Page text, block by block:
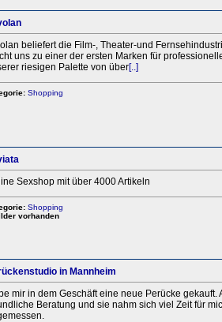
beliefert die Film-, Theater-und
uns zu einer der ersten Marken für
riesigen Palette von über[..]
Shopping
Sexshop mit über 4000 Artikeln
Shopping
vorhanden
in Mannheim
mir in dem Geschäft eine neue Perücke gekauft.
Beratung und sie nahm sich viel Zeit für